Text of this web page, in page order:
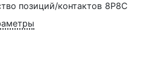
позиций/контактов 8P8C